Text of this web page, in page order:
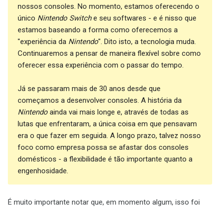
nossos consoles. No momento, estamos oferecendo o
único Nintendo Switche seu softwares - e é nisso que
estamos baseando a forma como oferecemos a
"experiência da Nintendo". Dito isto, a tecnologia muda.
Continuaremos a pensar de maneira flexível sobre como
oferecer essa experiência com o passar do tempo.
Já se passaram mais de 30 anos desde que
começamos a desenvolver consoles. A história da
Nintendo ainda vai mais longe e, através de todas as
lutas que enfrentaram, a única coisa em que pensavam
era o que fazer em seguida. A longo prazo, talvez nosso
foco como empresa possa se afastar dos consoles
domésticos - a flexibilidade é tão importante quanto a
engenhosidade.
É muito importante notar que, em momento algum, isso foi